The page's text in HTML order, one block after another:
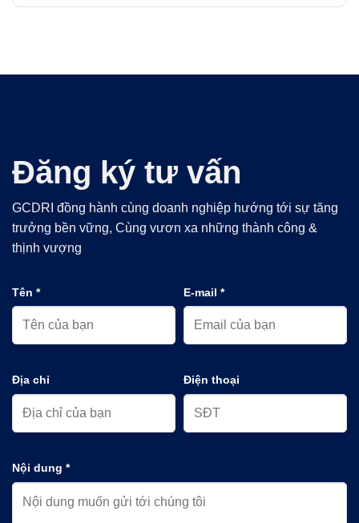
Đăng ký tư vấn
GCDRI đồng hành cùng doanh nghiệp hướng tới sự tăng
trưởng bền vững, Cùng vươn xa những thành công &
thịnh vượng
Tên * E-mail *
Địa chỉ Điện thoại
Nội dung *